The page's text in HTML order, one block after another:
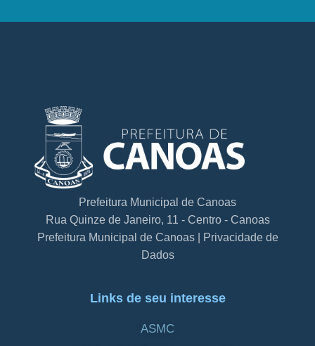
Prefeitura Municipal de Canoas
Rua Quinze de Janeiro, 11 - Centro - Canoas
Prefeitura Municipal de Canoas | Privacidade de
Dados
Links de seu interesse
ASMC